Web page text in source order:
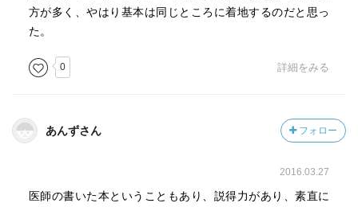
方が多く、やはり基本は同じところに着地するのだと思っ
た。
0 詳細をみる
あんずさん フォロー
2016.03.27
医師の書いた本ということもあり、説得力があり、素直に